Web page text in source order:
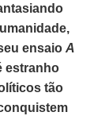
ensaioA
estranho
tão